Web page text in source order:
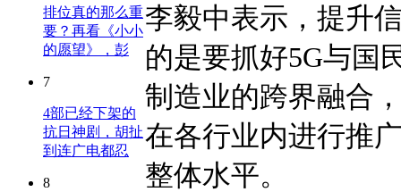
李毅中表示，提升
的是要抓好5G与国
制造业的跨界融合
在各行业内进行推
整体水平。
排位真的那么重
要？再看《小小
的愿望》，彭
7
4部已经下架的
抗日神剧，胡扯
到连广电都忍
8